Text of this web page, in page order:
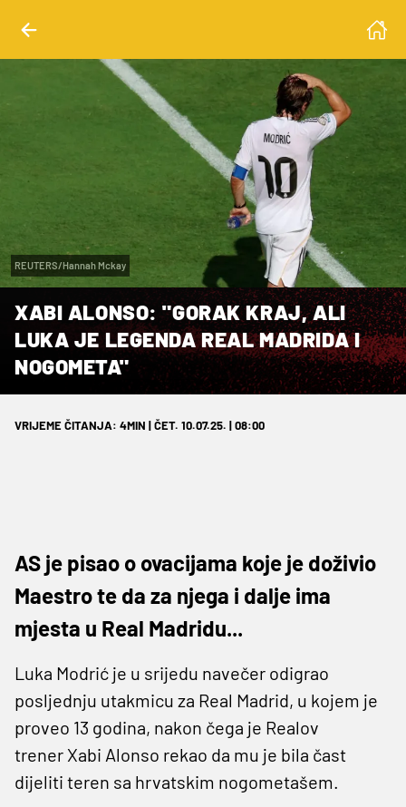
REUTERS/Hannah Mckay
XABI ALONSO: "GORAK KRAJ, ALI
LUKA JE LEGENDA REAL MADRIDA I
NOGOMETA"
VRIJEME ČITANJA: 4MIN | ČET. 10.07.25. | 08:00
AS je pisao o ovacijama koje je doživio
Maestro te da za njega i dalje ima
mjesta u Real Madridu...
Luka Modrić je u srijedu navečer odigrao
posljednju utakmicu za Real Madrid, u kojem je
proveo 13 godina, nakon čega je Realov
trener Xabi Alonso rekao da mu je bila čast
dijeliti teren sa hrvatskim nogometašem.